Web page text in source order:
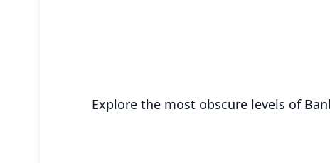
Explore the most obscure levels of